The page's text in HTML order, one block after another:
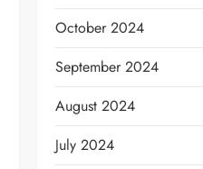
October 2024
September 2024
August 2024
July 2024